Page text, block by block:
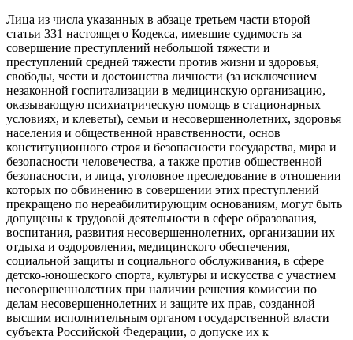
Лица из числа указанных в абзаце третьем части второй
статьи 331 настоящего Кодекса, имевшие судимость за
совершение преступлений небольшой тяжести и
преступлений средней тяжести против жизни и здоровья,
свободы, чести и достоинства личности (за исключением
незаконной госпитализации в медицинскую организацию,
оказывающую психиатрическую помощь в стационарных
условиях, и клеветы), семьи и несовершеннолетних, здоровья
населения и общественной нравственности, основ
конституционного строя и безопасности государства, мира и
безопасности человечества, а также против общественной
безопасности, и лица, уголовное преследование в отношении
которых по обвинению в совершении этих преступлений
прекращено по нереабилитирующим основаниям, могут быть
допущены к трудовой деятельности в сфере образования,
воспитания, развития несовершеннолетних, организации их
отдыха и оздоровления, медицинского обеспечения,
социальной защиты и социального обслуживания, в сфере
детско-юношеского спорта, культуры и искусства с участием
несовершеннолетних при наличии решения комиссии по
делам несовершеннолетних и защите их прав, созданной
высшим исполнительным органом государственной власти
субъекта Российской Федерации, о допуске их к